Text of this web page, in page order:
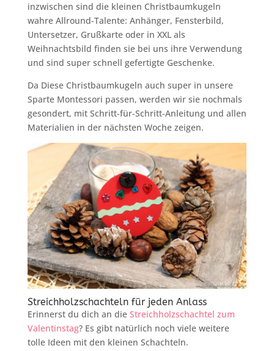
inzwischen sind die kleinen Christbaumkugeln
wahre Allround-Talente: Anhänger, Fensterbild,
Untersetzer, Grußkarte oder in XXL als
Weihnachtsbild finden sie bei uns ihre Verwendung
und sind super schnell gefertigte Geschenke.
Da Diese Christbaumkugeln auch super in unsere
Sparte Montessori passen, werden wir sie nochmals
gesondert, mit Schritt-für-Schritt-Anleitung und allen
Materialien in der nächsten Woche zeigen.
Streichholzschachteln für jeden Anlass
Erinnerst du dich an die Streichholzschachtel zum
Valentinstag? Es gibt natürlich noch viele weitere
tolle Ideen mit den kleinen Schachteln.